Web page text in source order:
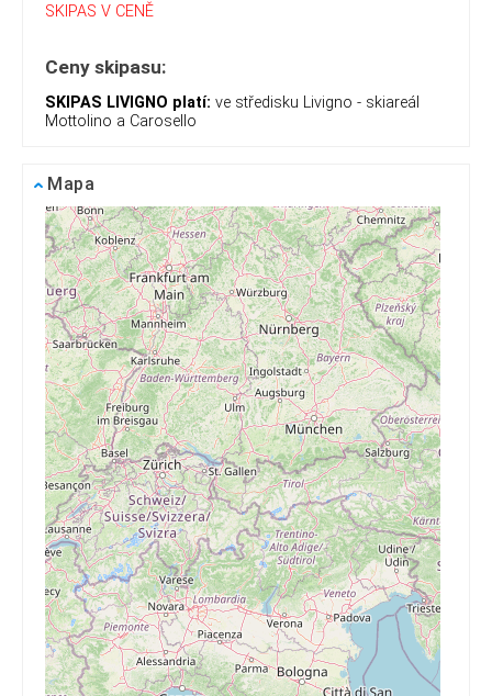
SKIPAS V CENĚ
Ceny skipasu:
SKIPAS LIVIGNO platí: ve středisku Livigno - skiareál
Mottolino a Carosello
Mapa